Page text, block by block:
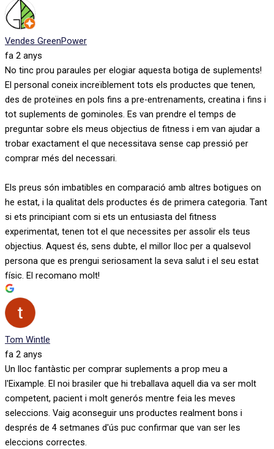
Vendes GreenPower
fa 2 anys
No tinc prou paraules per elogiar aquesta botiga de suplements!
El personal coneix increïblement tots els productes que tenen,
des de proteïnes en pols fins a pre-entrenaments, creatina i fins i
tot suplements de gominoles. Es van prendre el temps de
preguntar sobre els meus objectius de fitness i em van ajudar a
trobar exactament el que necessitava sense cap pressió per
comprar més del necessari.
Els preus són imbatibles en comparació amb altres botigues on
he estat, i la qualitat dels productes és de primera categoria. Tant
si ets principiant com si ets un entusiasta del fitness
experimentat, tenen tot el que necessites per assolir els teus
objectius. Aquest és, sens dubte, el millor lloc per a qualsevol
persona que es prengui seriosament la seva salut i el seu estat
físic. El recomano molt!
Tom Wintle
fa 2 anys
Un lloc fantàstic per comprar suplements a prop meu a
l'Eixample. El noi brasiler que hi treballava aquell dia va ser molt
competent, pacient i molt generós mentre feia les meves
seleccions. Vaig aconseguir uns productes realment bons i
després de 4 setmanes d'ús puc confirmar que van ser les
eleccions correctes.